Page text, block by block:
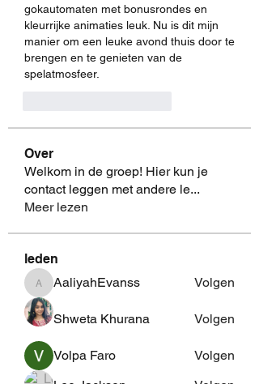
gokautomaten met bonusrondes en
kleurrijke animaties leuk. Nu is dit mijn
manier om een leuke avond thuis door te
brengen en te genieten van de
spelatmosfeer.
Over
Welkom in de groep! Hier kun je
contact leggen met andere le...
Meer lezen
leden
AaliyahEvanss
AaliyahEvanss Volgen
Shweta Khurana Volgen
Volpa Faro
Volgen